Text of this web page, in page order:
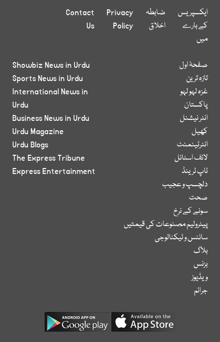
ایکسپریس
کے بارے
میں
ضابطہ
اخلاق
Privacy
Policy
Contact
Us
صفحۂ اول
تازہ ترین
غزہ لہو لہو
پاکستان
انٹر نیشنل
کھیل
انٹرٹینمنٹ
لائف اسٹائل
ٹاپ ٹرینڈ
دلچسپ و عجیب
صحت
سونے کے نرخ
پیٹرولیم مصنوعات کی قیمتیں
سائنس و ٹیکنالوجی
بلاگ
بزنس
ویڈیوز
جرائم
Showbiz News in Urdu
Sports News in Urdu
International News in
Urdu
Business News in Urdu
Urdu Magazine
Urdu Blogs
The Express Tribune
Express Entertainment